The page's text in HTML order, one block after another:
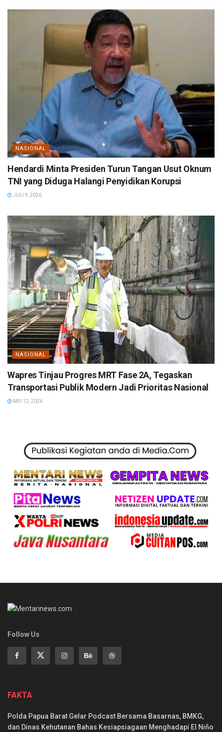
NASIONAL
Hendardi Minta Presiden Turun Tangan Usut Oknum
TNI yang Diduga Halangi Penyidikan Korupsi
JULI 9, 2026
NASIONAL
Wapres Tinjau Progres MRT Fase 2A, Tegaskan
Transportasi Publik Modern Jadi Prioritas Nasional
MEI 12, 2026
Follow Us
FAKTA
Polda Papua Barat Gelar Podcast Bersama Basarnas, BMKG,
dan Dinas Kehutanan Bahas Kesiapsiagaan Menghadapi El Niño